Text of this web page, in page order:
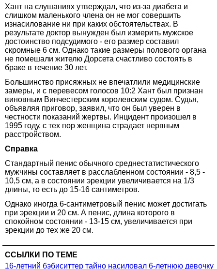
Хант на слушаниях утверждал, что из-за диабета и
слишком маленького члена он не мог совершить
изнасилование ни при каких обстоятельствах. В
результате доктор вынужден был измерить мужское
достоинство подсудимого - его размер составил
скромные 6 см. Однако такие размеры полового органа
не помешали жителю Дорсета счастливо состоять в
браке в течение 30 лет.
Большинство присяжных не впечатлили медицинские
замеры, и с перевесом голосов 10:2 Хант был признан
виновным Винчестерским королевским судом. Судья,
объявляя приговор, заявил, что он был уверен в
честности показаний жертвы. Инцидент произошел в
1995 году, с тех пор женщина страдает нервным
расстройством.
Справка
Стандартный пенис обычного среднестатистического
мужчины составляет в расслабленном состоянии - 8,5 -
10,5 см, а в состоянии эрекции увеличивается на 1/3
длины, то есть до 15-16 сантиметров.
Однако иногда 6-сантиметровый пенис может достигать
при эрекции и 20 см. А пенис, длина которого в
спокойном состоянии - 13-15 см, увеличивается при
эрекции до тех же 20 см.
ССЫЛКИ ПО ТЕМЕ
16-летний бэбиситтер тайно насиловал 6-летнюю девочку